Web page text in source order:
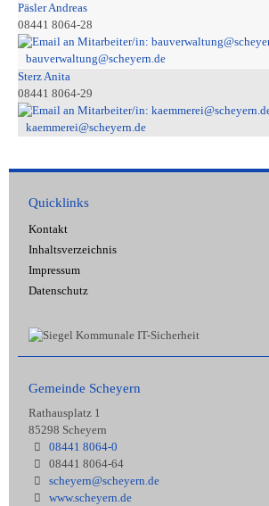
Päsler Andreas
08441 8064-28
bauverwaltung@scheyern.de
Sterz Anita
08441 8064-29
kaemmerei@scheyern.de
Quicklinks
Kontakt
Inhaltsverzeichnis
Impressum
Datenschutz
Gemeinde Scheyern
Rathausplatz 1
85298 Scheyern
08441 8064-0
08441 8064-64
scheyern@scheyern.de
www.scheyern.de